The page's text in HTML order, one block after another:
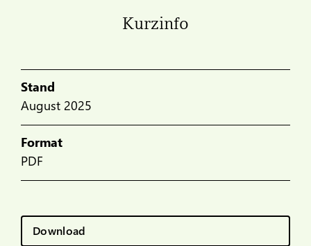
Kurzinfo
Stand
August 2025
Format
PDF
Download